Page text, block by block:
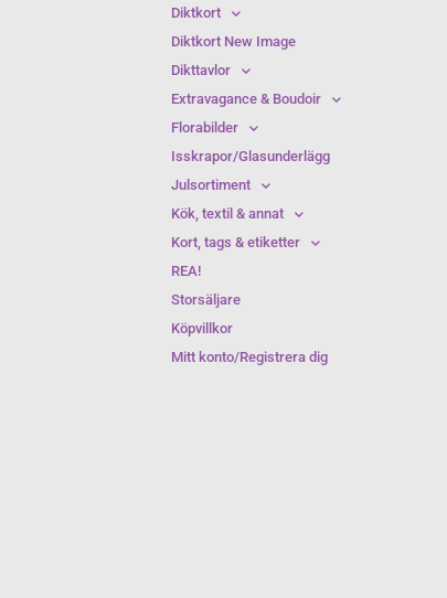
Diktkort
Diktkort New Image
Dikttavlor
Extravagance & Boudoir
Florabilder
Isskrapor/Glasunderlägg
Julsortiment
Kök, textil & annat
Kort, tags & etiketter
REA!
Storsäljare
Köpvillkor
Mitt konto/Registrera dig